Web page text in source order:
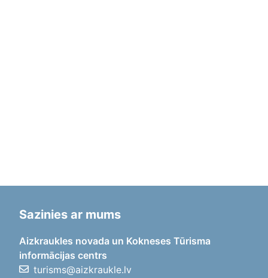
Sazinies ar mums
Aizkraukles novada un Kokneses Tūrisma
informācijas centrs
turisms@aizkraukle.lv